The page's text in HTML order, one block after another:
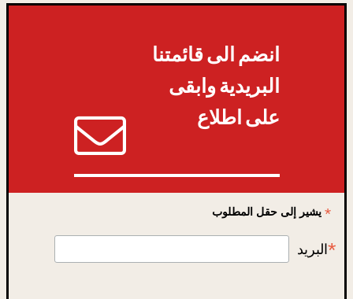
انضم الى قائمتنا
البريدية وابقى
على اطلاع
*يشير إلى حقل المطلوب
*البريد